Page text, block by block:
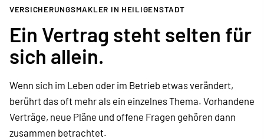
VER­SICHERUNGS­MAKLER IN HEILIGENSTADT
Ein Vertrag steht selten für
sich allein.
Wenn sich im Leben oder im Betrieb etwas verändert,
berührt das oft mehr als ein einzelnes Thema. Vorhandene
Verträge, neue Pläne und offene Fragen gehören dann
zusammen betrachtet.